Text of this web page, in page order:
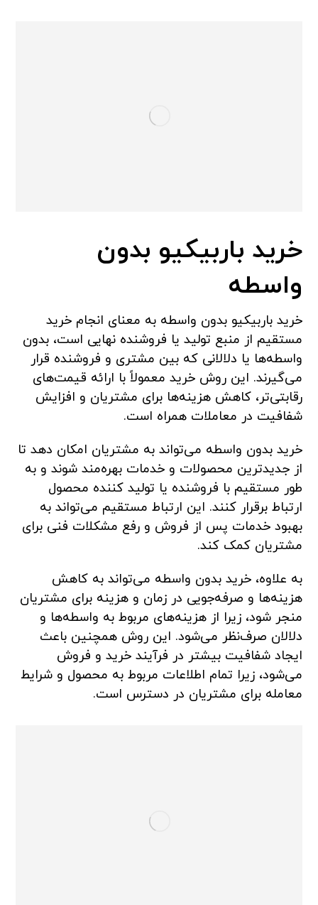
خرید باربیکیو بدون
واسطه
خرید باربیکیو بدون واسطه به معنای انجام خرید
مستقیم از منبع تولید یا فروشنده نهایی است، بدون
واسطه‌ها یا دلالانی که بین مشتری و فروشنده قرار
می‌گیرند. این روش خرید معمولاً با ارائه قیمت‌های
رقابتی‌تر، کاهش هزینه‌ها برای مشتریان و افزایش
شفافیت در معاملات همراه است.
خرید بدون واسطه می‌تواند به مشتریان امکان دهد تا
از جدیدترین محصولات و خدمات بهره‌مند شوند و به
طور مستقیم با فروشنده یا تولید کننده محصول
ارتباط برقرار کنند. این ارتباط مستقیم می‌تواند به
بهبود خدمات پس از فروش و رفع مشکلات فنی برای
مشتریان کمک کند.
به علاوه، خرید بدون واسطه می‌تواند به کاهش
هزینه‌ها و صرفه‌جویی در زمان و هزینه برای مشتریان
منجر شود، زیرا از هزینه‌های مربوط به واسطه‌ها و
دلالان صرف‌نظر می‌شود. این روش همچنین باعث
ایجاد شفافیت بیشتر در فرآیند خرید و فروش
می‌شود، زیرا تمام اطلاعات مربوط به محصول و شرایط
معامله برای مشتریان در دسترس است.